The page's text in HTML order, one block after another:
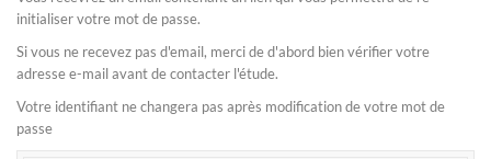
initialiser votre mot de passe.
Si vous ne recevez pas d'email, merci de d'abord bien vérifier votre
adresse e-mail avant de contacter l'étude.
Votre identifiant ne changera pas après modification de votre mot de
passe